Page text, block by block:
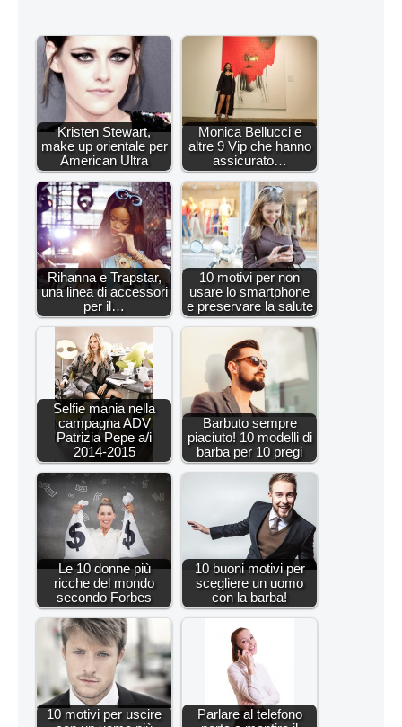
Kristen Stewart,
make up orientale per
American Ultra
Monica Bellucci e
altre 9 Vip che hanno
assicurato…
Rihanna e Trapstar,
una linea di accessori
per il…
10 motivi per non
usare lo smartphone
e preservare la salute
Selfie mania nella
campagna ADV
Patrizia Pepe a/i
2014-2015
Barbuto sempre
piaciuto! 10 modelli di
barba per 10 pregi
Le 10 donne più
ricche del mondo
secondo Forbes
10 buoni motivi per
scegliere un uomo
con la barba!
10 motivi per uscire
Parlare al telefono